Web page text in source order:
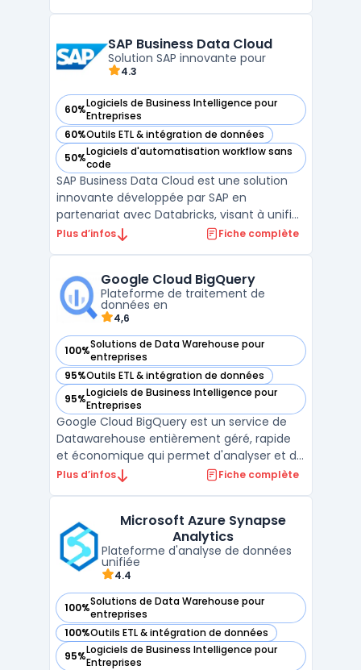
plateforme permet de connecter des
sources de données dispar ...
SAP Business Data Cloud
Solution SAP innovante pour
4.3
60%Logiciels de Business Intelligence pour
Entreprises
— voir SAP Business Data Cloud dans cette catégorie
60%Outils ETL & intégration de données
— voir SAP Business Data Cloud dans cette catégorie
50%Logiciels d'automatisation workflow sans
code
— voir SAP Business Data Cloud dans cette catégorie
SAP Business Data Cloud est une solution
innovante développée par SAP en
partenariat avec Databricks, visant à unifier
les données SAP et tierces au sein des
avancées de Databricks, notamment en
matière d'ingénierie des ...
Plus d’infos Fiche complète
Google Cloud BigQuery
Plateforme de traitement de
données en
4,6
100%Solutions de Data Warehouse pour
entreprises
— voir Google Cloud BigQuery dans cette catégorie
95%Outils ETL & intégration de données
— voir Google Cloud BigQuery dans cette catégorie
95%Logiciels de Business Intelligence pour
Entreprises
— voir Google Cloud BigQuery dans cette catégorie
Google Cloud BigQuery est un service de
Datawarehouse entièrement géré, rapide
et économique qui permet d'analyser et de
traiter des quantités massives de données
la compression automatique et
l'optimisation de requêtes perm ...
Plus d’infos Fiche complète
Microsoft Azure Synapse
Analytics
Plateforme d'analyse de données
unifiée
4.4
100%Solutions de Data Warehouse pour
entreprises
— voir Microsoft Azure Synapse Analytics dans cette
100%Outils ETL & intégration de données
— voir Microsoft Azure Synapse Analytics dans cette
95%Logiciels de Business Intelligence pour
Entreprises
— voir Microsoft Azure Synapse Analytics dans cette